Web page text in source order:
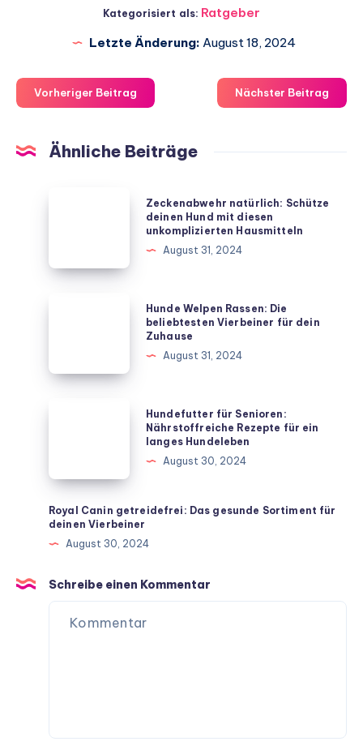
Kategorisiert als: Ratgeber
Letzte Änderung: August 18, 2024
Vorheriger Beitrag Nächster Beitrag
Ähnliche Beiträge
Hund
Zeckenabwehr natürlich: Schütze
deinen Hund mit diesen
unkomplizierten Hausmitteln
August 31, 2024
beliebtesten
Hunde Welpen Rassen: Die
beliebtesten Vierbeiner für dein
Zuhause
August 31, 2024
Rezepte
für
ein
langes
Hundefutter für Senioren:
Nährstoffreiche Rezepte für ein
langes Hundeleben
August 30, 2024
Royal Canin getreidefrei: Das gesunde Sortiment für
deinen Vierbeiner
August 30, 2024
Schreibe einen Kommentar